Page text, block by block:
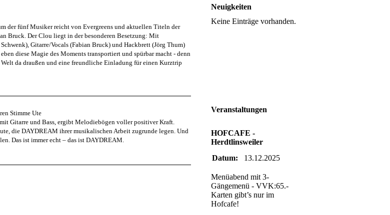
der fünf Musiker reicht von Evergreens und aktuellen Titeln der
Bruck. Der Clou liegt in der besonderen Besetzung: Mit
Gitarre/Vocals (Fabian Bruck) und Hackbrett (Jörg Thum)
diese Magie des Moments transportiert und spürbar macht - denn
da draußen und eine freundliche Einladung für einen Kurztrip
Stimme Ute
Gitarre und Bass, ergibt Melodiebögen voller positiver Kraft.
die DAYDREAM ihrer musikalischen Arbeit zugrunde legen. Und
Das ist immer echt – das ist DAYDREAM.
Neuigkeiten
Keine Einträge vorhanden.
Veranstaltungen
HOFCAFE -
Herdtlinsweiler
Datum:
13.12.2025
Menüabend mit 3-
Gängemenü - VVK:65.-
Karten gibt’s nur im
Hofcafe!